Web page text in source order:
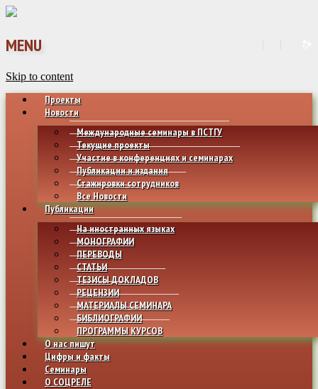
MENU
Skip to content
Проекты
Новости
Международные семинары в ПСТГУ
Текущие проекты
Участие в конференциях и семинарах
Публикации и издания
Стажировки сотрудников
Все Новости
Публикации
На иностранных языках
МОНОГРАФИИ
ПЕРЕВОДЫ
СТАТЬИ
ТЕЗИСЫ ДОКЛАДОВ
РЕЦЕНЗИИ
МАТЕРИАЛЫ СЕМИНАРА
БИБЛИОГРАФИИ
ПРОГРАММЫ КУРСОВ
О нас пишут
Цифры и факты
Семинары
О СОЦРЕЛЕ